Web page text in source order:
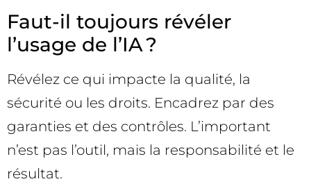
Faut-il toujours révéler
l’usage de l’IA ?
Révélez ce qui impacte la qualité, la
sécurité ou les droits. Encadrez par des
garanties et des contrôles. L’important
n’est pas l’outil, mais la responsabilité et le
résultat.